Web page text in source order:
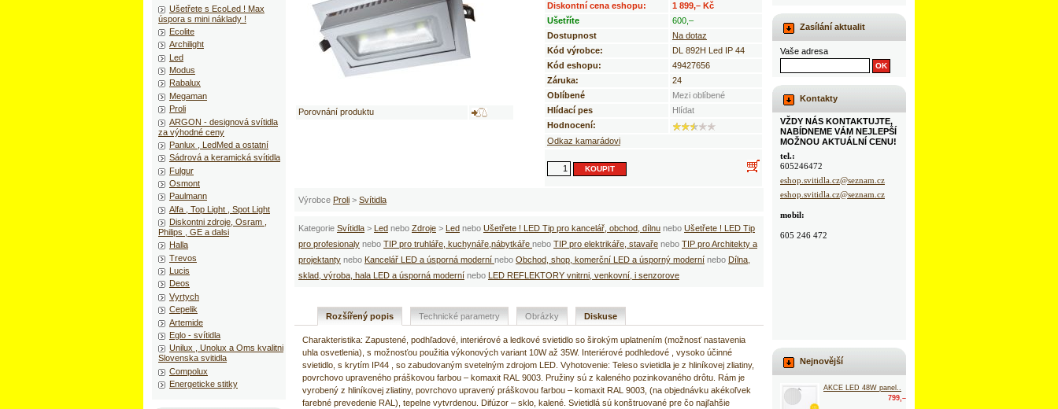
Diskontní cena eshopu:
1 899,– Kč
Ušetříte
600,–
Dostupnost
Na dotaz
Kód výrobce:
DL 892H Led IP 44
Kód eshopu:
49427656
Záruka:
24
Oblíbené
Mezi oblíbené
Hlídací pes
Hlídat
Hodnocení:
Odkaz kamarádovi
Porovnání produktu
Výrobce Proli > Svítidla
Kategorie Svítidla > Led nebo Zdroje > Led nebo Ušetřete ! LED Tip pro kancelář, obchod, dílnu nebo Ušetřete ! LED Tip
pro profesionaly nebo TIP pro truhláře, kuchynáře,nábytkáře nebo TIP pro elektrikáře, stavaře nebo TIP pro Architekty a
projektanty nebo Kancelář LED a úsporná moderní nebo Obchod, shop, komerční LED a úsporný moderní nebo Dílna,
sklad, výroba, hala LED a úsporná moderní nebo LED REFLEKTORY vnitrni, venkovní, i senzorove
Rozšířený popis Technické parametry Obrázky Diskuse
Charakteristika: Zapustené, podhľadové, interiérové a ledkové svietidlo so širokým uplatnením (možnosť nastavenia
uhla osvetlenia), s možnosťou použitia výkonových variant 10W až 35W. Interiérové podhledové , vysoko účinné
svietidlo, s krytím IP44 , so zabudovaným svetelným zdrojom LED. Vyhotovenie: Teleso svietidla je z hliníkovej zliatiny,
povrchovo upraveného práškovou farbou – komaxit RAL 9003. Pružiny sú z kaleného pozinkovaného drôtu. Rám je
vyrobený z hliníkovej zliatiny, povrchovo upravený práškovou farbou – komaxit RAL 9003, (na objednávku akékoľvek
farebné prevedenie RAL), tepelne vytvrdenou. Difúzor – sklo, kalené. Svietidlá sú konštruované pre čo najľahšie
Zasílání aktualit
Vaše adresa
Kontakty
VŽDY NÁS KONTAKTUJTE,
NABÍDNEME VÁM NEJLEPŠÍ
MOŽNOU AKTUÁLNÍ CENU!
tel.:
605246472
eshop.svitidla.cz@seznam.cz
eshop.svitidla.cz@seznam.cz
mobil:
605 246 472
Nejnovější
AKCE LED 48W panel..
799,–
Ušetřete s EcoLed ! Max
úspora s mini náklady !
Ecolite
Archilight
Led
Modus
Rabalux
Megaman
Proli
ARGON - designová svítidla
za výhodné ceny
Panlux , LedMed a ostatní
Sádrová a keramická svítidla
Fulgur
Osmont
Paulmann
Alfa , Top Light , Spot Light
Diskontni zdroje, Osram ,
Philips , GE a dalsi
Halla
Trevos
Lucis
Deos
Vyrtych
Cepelik
Artemide
Eglo - svítidla
Unilux , Unolux a Oms kvalitni
Slovenska svitidla
Compolux
Energeticke stitky